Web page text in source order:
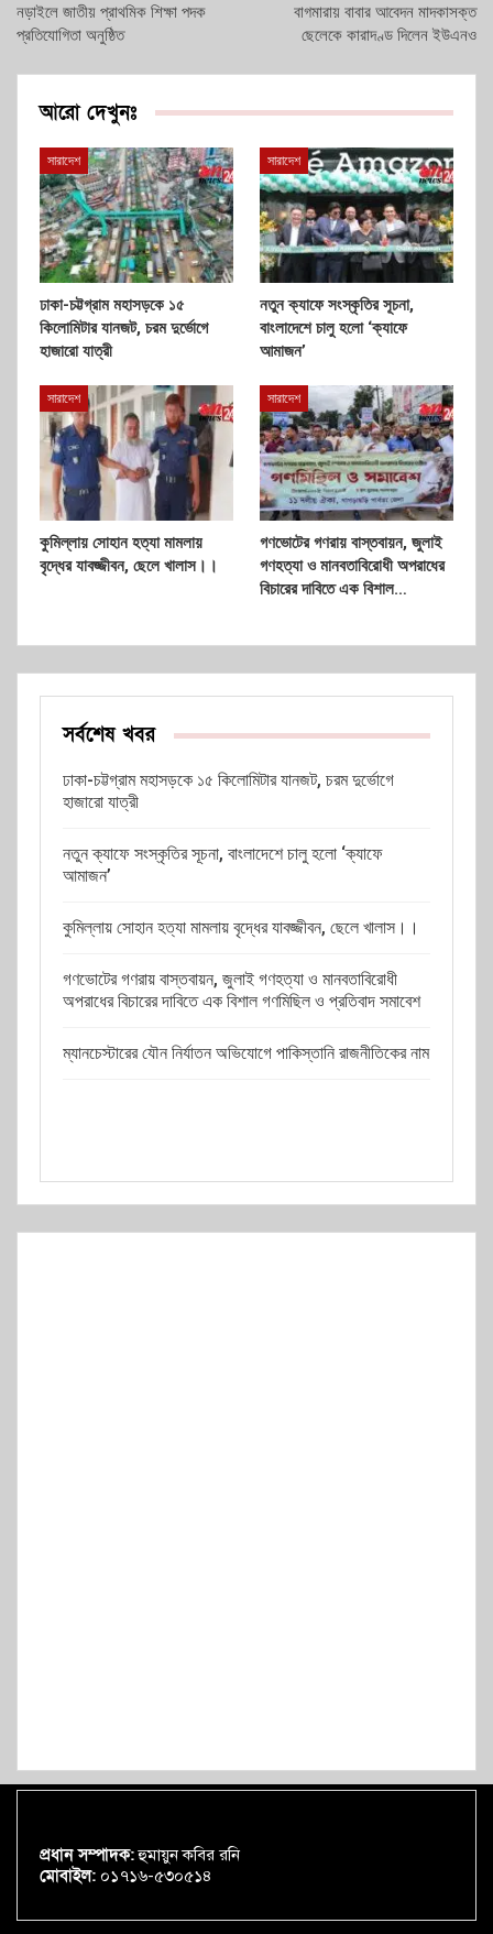
নড়াইলে জাতীয় প্রাথমিক শিক্ষা পদক
প্রতিযোগিতা অনুষ্ঠিত
বাগমারায় বাবার আবেদন মাদকাসক্ত
ছেলেকে কারাদণ্ড দিলেন ইউএনও
আরো দেখুনঃ
সারাদেশ
ঢাকা-চট্টগ্রাম মহাসড়কে ১৫
কিলোমিটার যানজট, চরম দুর্ভোগে
হাজারো যাত্রী
সারাদেশ
নতুন ক্যাফে সংস্কৃতির সূচনা,
বাংলাদেশে চালু হলো ‘ক্যাফে
আমাজন’
সারাদেশ
কুমিল্লায় সোহান হত্যা মামলায়
বৃদ্ধের যাবজ্জীবন, ছেলে খালাস।।
সারাদেশ
গণভোটের গণরায় বাস্তবায়ন, জুলাই
গণহত্যা ও মানবতাবিরোধী অপরাধের
বিচারের দাবিতে এক বিশাল…
সর্বশেষ খবর
ঢাকা-চট্টগ্রাম মহাসড়কে ১৫ কিলোমিটার যানজট, চরম দুর্ভোগে
হাজারো যাত্রী
নতুন ক্যাফে সংস্কৃতির সূচনা, বাংলাদেশে চালু হলো ‘ক্যাফে
আমাজন’
কুমিল্লায় সোহান হত্যা মামলায় বৃদ্ধের যাবজ্জীবন, ছেলে খালাস।।
গণভোটের গণরায় বাস্তবায়ন, জুলাই গণহত্যা ও মানবতাবিরোধী
অপরাধের বিচারের দাবিতে এক বিশাল গণমিছিল ও প্রতিবাদ সমাবেশ
ম্যানচেস্টারের যৌন নির্যাতন অভিযোগে পাকিস্তানি রাজনীতিকের নাম
প্রধান সম্পাদক:হুমায়ুন কবির রনি
মোবাইল: ০১৭১৬-৫৩০৫১৪